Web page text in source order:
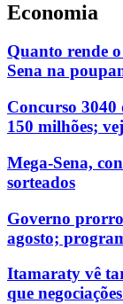
Economia
Quanto rende
Sena na
Concurso 3040
150 milhões;
Mega-Sena,
sorteados
Governo
agosto;
Itamaraty vê
que